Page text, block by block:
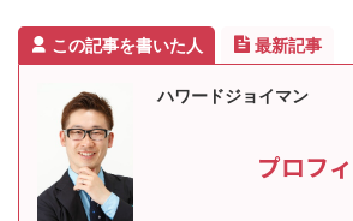
この記事を書いた人 最新記事
ハワードジョイマン
プロフ